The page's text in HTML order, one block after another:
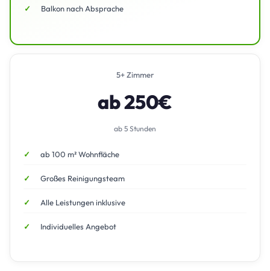
Balkon nach Absprache
5+ Zimmer
ab 250€
ab 5 Stunden
ab 100 m² Wohnfläche
Großes Reinigungsteam
Alle Leistungen inklusive
Individuelles Angebot